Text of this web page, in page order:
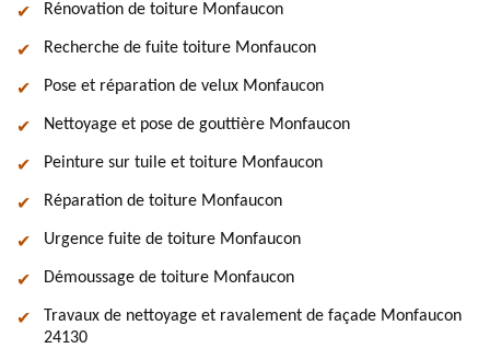
Rénovation de toiture Monfaucon
Recherche de fuite toiture Monfaucon
Pose et réparation de velux Monfaucon
Nettoyage et pose de gouttière Monfaucon
Peinture sur tuile et toiture Monfaucon
Réparation de toiture Monfaucon
Urgence fuite de toiture Monfaucon
Démoussage de toiture Monfaucon
Travaux de nettoyage et ravalement de façade Monfaucon
24130